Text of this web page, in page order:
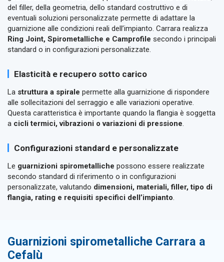
del filler, della geometria, dello standard costruttivo e di
eventuali soluzioni personalizzate permette di adattare la
guarnizione alle condizioni reali dell’impianto. Carrara realizza
Ring Joint, Spirometalliche e Camprofile secondo i principali
standard o in configurazioni personalizzate.
Elasticità e recupero sotto carico
La struttura a spirale permette alla guarnizione di rispondere
alle sollecitazioni del serraggio e alle variazioni operative.
Questa caratteristica è importante quando la flangia è soggetta
a cicli termici, vibrazioni o variazioni di pressione.
Configurazioni standard e personalizzate
Le guarnizioni spirometalliche possono essere realizzate
secondo standard di riferimento o in configurazioni
personalizzate, valutando dimensioni, materiali, filler, tipo di
flangia, rating e requisiti specifici dell’impianto.
Guarnizioni spirometalliche Carrara a
Cefalù